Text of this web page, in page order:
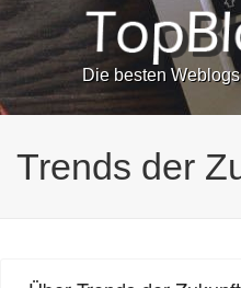
Die besten
Trends der